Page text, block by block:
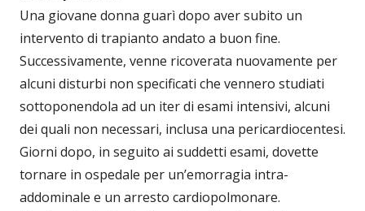
Una giovane donna guarì dopo aver subito un
intervento di trapianto andato a buon fine.
Successivamente, venne ricoverata nuovamente per
alcuni disturbi non specificati che vennero studiati
sottoponendola ad un iter di esami intensivi, alcuni
dei quali non necessari, inclusa una pericardiocentesi.
Giorni dopo, in seguito ai suddetti esami, dovette
tornare in ospedale per un’emorragia intra-
addominale e un arresto cardiopolmonare.